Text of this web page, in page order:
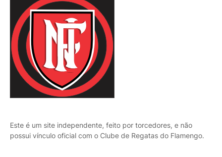
Este é um site independente, feito por torcedores, e não
possui vínculo oficial com o Clube de Regatas do Flamengo.